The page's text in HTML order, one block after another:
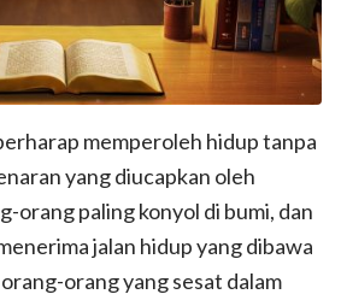
memperoleh hidup tanpa
yang diucapkan oleh
orang paling konyol di bumi, dan
jalan hidup yang dibawa
orang yang sesat dalam